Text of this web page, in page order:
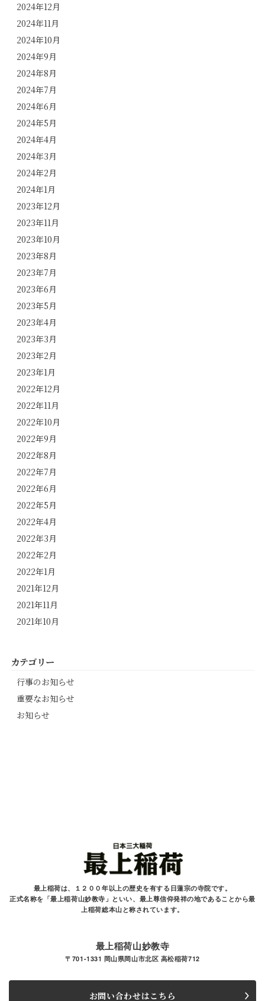
2024年12月
2024年11月
2024年10月
2024年9月
2024年8月
2024年7月
2024年6月
2024年5月
2024年4月
2024年3月
2024年2月
2024年1月
2023年12月
2023年11月
2023年10月
2023年8月
2023年7月
2023年6月
2023年5月
2023年4月
2023年3月
2023年2月
2023年1月
2022年12月
2022年11月
2022年10月
2022年9月
2022年8月
2022年7月
2022年6月
2022年5月
2022年4月
2022年3月
2022年2月
2022年1月
2021年12月
2021年11月
2021年10月
カテゴリー
行事のお知らせ
重要なお知らせ
お知らせ
最上稲荷は、１２００年以上の歴史を有する 日蓮宗の寺院です。
正式名称を「最上稲荷山妙教寺」といい、最上尊信仰発祥の地であることから最
上稲荷総本山と称されています。
最上稲荷山妙教寺
〒701-1331 岡山県岡山市北区 高松稲荷712
お問い合わせはこちら